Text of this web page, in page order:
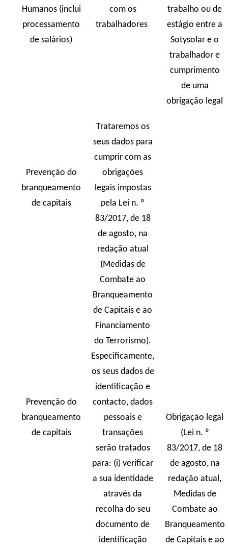
Humanos (inclui
processamento
de salários)
com os
trabalhadores
trabalho ou de
estágio entre a
Sotysolar e o
trabalhador e
cumprimento
de uma
obrigação legal
Prevenção do
branqueamento
de capitais
Prevenção do
branqueamento
de capitais
Trataremos os
seus dados para
cumprir com as
obrigações
legais impostas
pela Lei n. º
83/2017, de 18
de agosto, na
redação atual
(Medidas de
Combate ao
Branqueamento
de Capitais e ao
Financiamento
do Terrorismo).
Especificamente,
os seus dados de
identificação e
contacto, dados
pessoais e
transações
serão tratados
para: (i) verificar
a sua identidade
através da
recolha do seu
documento de
identificação
Obrigação legal
(Lei n. º
83/2017, de 18
de agosto, na
redação atual,
Medidas de
Combate ao
Branqueamento
de Capitais e ao